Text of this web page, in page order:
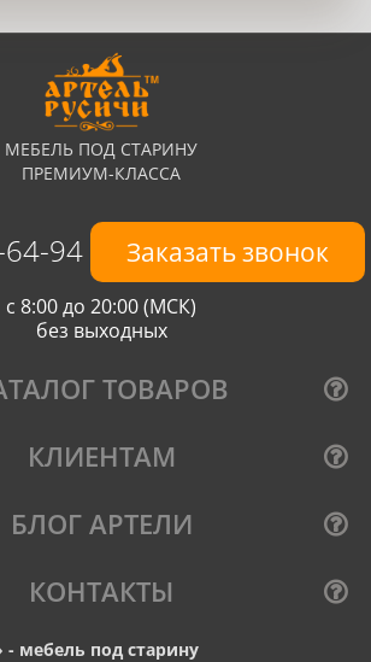
МЕБЕЛЬ ПОД СТАРИНУ
ПРЕМИУМ-КЛАССА
94 Заказать звонок
с 8:00 до 20:00 (МСК)
без выходных
ТОВАРОВ
КЛИЕНТАМ
БЛОГ АРТЕЛИ
КОНТАКТЫ
- мебель под старину